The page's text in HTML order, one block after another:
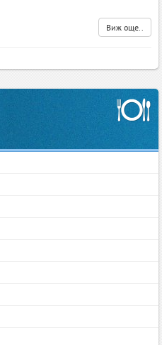
Виж още..